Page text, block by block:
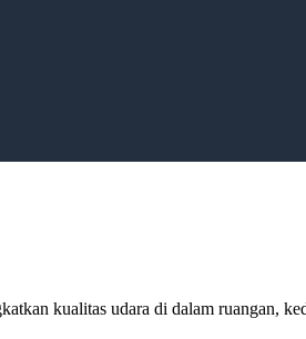
kualitas udara di dalam ruangan,